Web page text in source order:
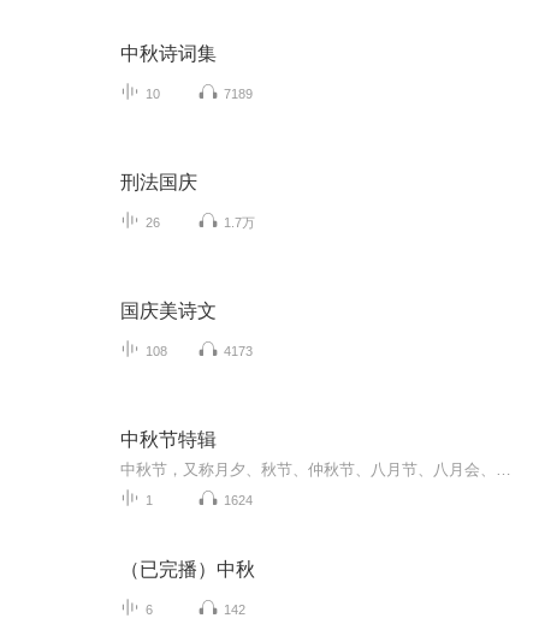
中秋诗词集
10 7189
刑法国庆
26 1.7万
国庆美诗文
108 4173
中秋节特辑
1 1624
（已完播）中秋
6 142